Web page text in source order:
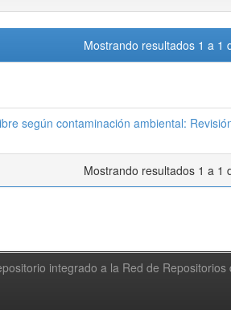
Mostrando resultados 1 a 1
según contaminación ambiental:
Mostrando resultados 1 a 1
integrado a la Red de